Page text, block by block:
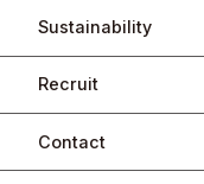
Sustainability
Recruit
Contact